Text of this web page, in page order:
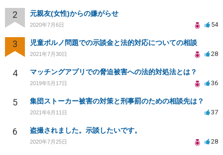
2 元親友(女性)からの嫌がらせ
2020年7月6日 54
3 児童ポルノ問題での示談金と法的対応についての相談
2021年7月30日 28
4 マッチングアプリでの脅迫被害への法的対処法とは？
2019年5月17日 36
5 集団ストーカー被害の対策と刑事罰のための相談先は？
2021年6月11日 37
6 盗撮されました。示談したいです。
2020年7月25日 28